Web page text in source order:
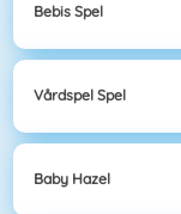
Bebis Spel
Vårdspel Spel
Baby Hazel